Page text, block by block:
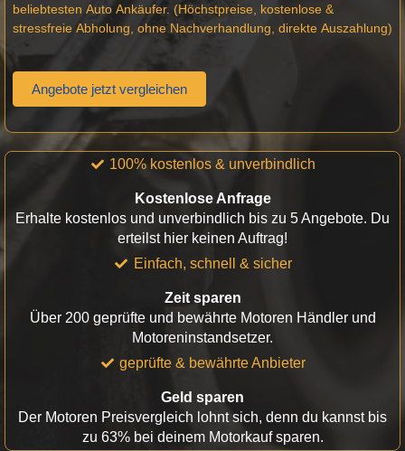
beliebtesten Auto Ankäufer. (Höchstpreise, kostenlose &
stressfreie Abholung, ohne Nachverhandlung, direkte Auszahlung)
Angebote jetzt vergleichen
100% kostenlos & unverbindlich
Kostenlose Anfrage
Erhalte kostenlos und unverbindlich bis zu 5 Angebote. Du
erteilst hier keinen Auftrag!
Einfach, schnell & sicher
Zeit sparen
Über 200 geprüfte und bewährte Motoren Händler und
Motoreninstandsetzer.
geprüfte & bewährte Anbieter
Geld sparen
Der Motoren Preisvergleich lohnt sich, denn du kannst bis
zu 63% bei deinem Motorkauf sparen.